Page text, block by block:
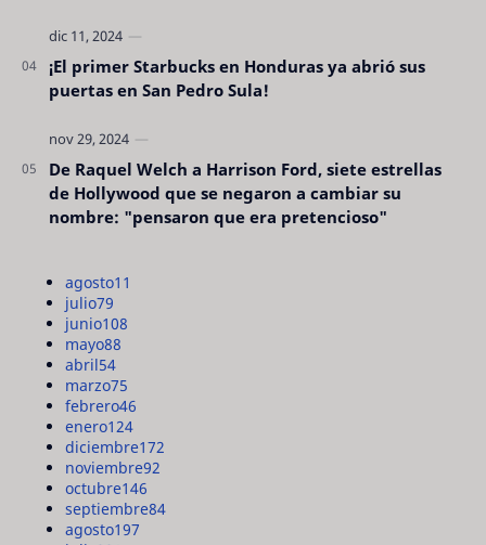
¡El primer Starbucks en Honduras ya abrió sus
puertas en San Pedro Sula!
De Raquel Welch a Harrison Ford, siete estrellas
de Hollywood que se negaron a cambiar su
nombre: "pensaron que era pretencioso"
agosto11
julio79
junio108
mayo88
abril54
marzo75
febrero46
enero124
diciembre172
noviembre92
octubre146
septiembre84
agosto197